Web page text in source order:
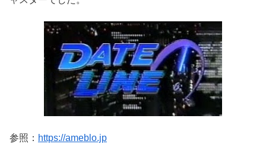
参照： https://ameblo.jp